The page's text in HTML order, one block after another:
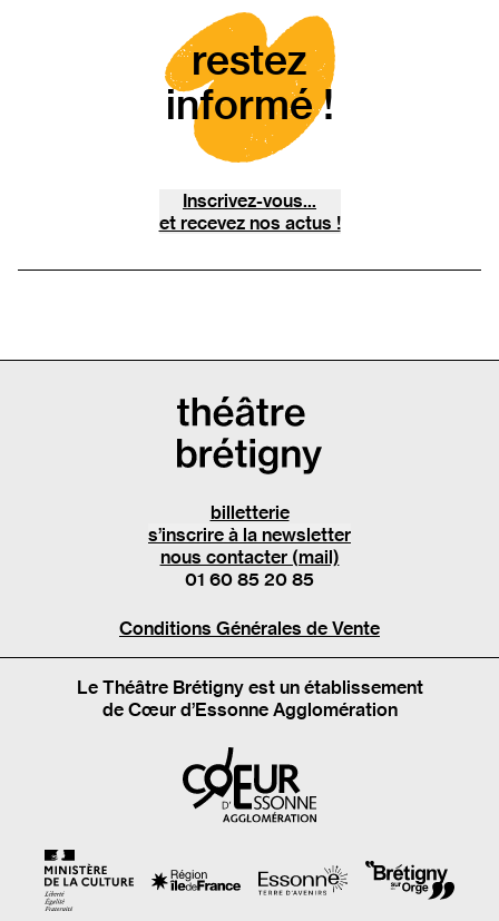
restez
informé !
Inscrivez-vous...
et recevez nos actus !
billetterie
s’inscrire à la newsletter
nous contacter (mail)
01 60 85 20 85
Conditions Générales de Vente
Le Théâtre Brétigny est un établissement
de Cœur d’Essonne Agglomération